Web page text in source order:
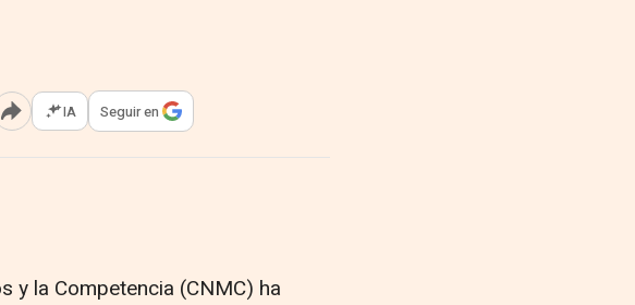
Abrir opciones para compartir
IA Seguir en
y la Competencia (CNMC) ha